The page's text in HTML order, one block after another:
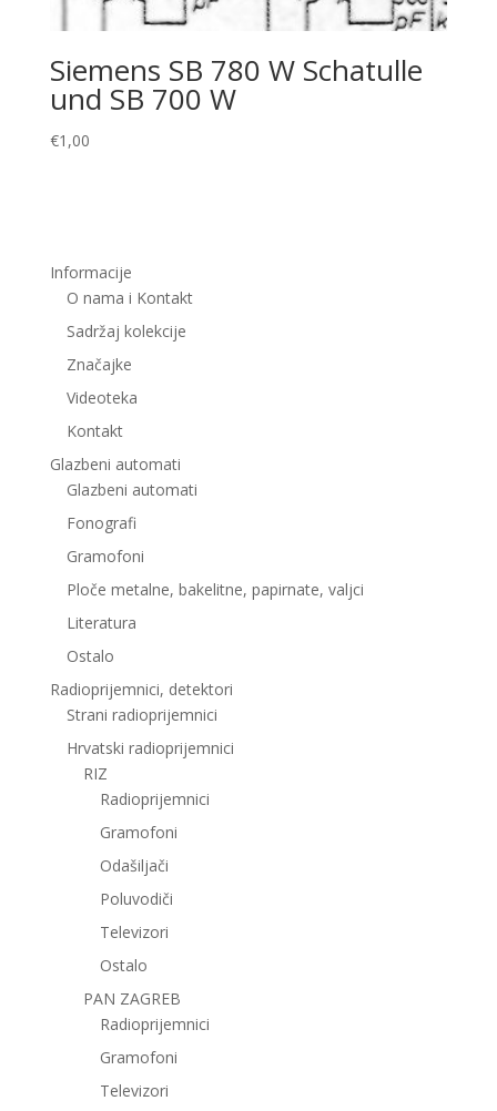
Siemens SB 780 W Schatulle
und SB 700 W
€1,00
Informacije
O nama i Kontakt
Sadržaj kolekcije
Značajke
Videoteka
Kontakt
Glazbeni automati
Glazbeni automati
Fonografi
Gramofoni
Ploče metalne, bakelitne, papirnate, valjci
Literatura
Ostalo
Radioprijemnici, detektori
Strani radioprijemnici
Hrvatski radioprijemnici
RIZ
Radioprijemnici
Gramofoni
Odašiljači
Poluvodiči
Televizori
Ostalo
PAN ZAGREB
Radioprijemnici
Gramofoni
Televizori